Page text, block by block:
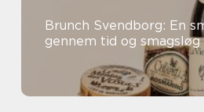
Brunch Svendborg: En
gennem tid og smagsløg